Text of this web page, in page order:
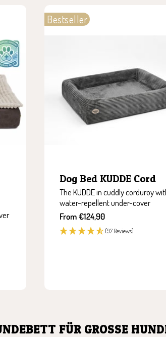
Bestseller
Dog Bed KUDDE Cord
The KUDDE in cuddly corduroy
water-repellent under-cover
Sale
price
From €124,90
(97 Reviews)
FÜR GROSSE HUNDE